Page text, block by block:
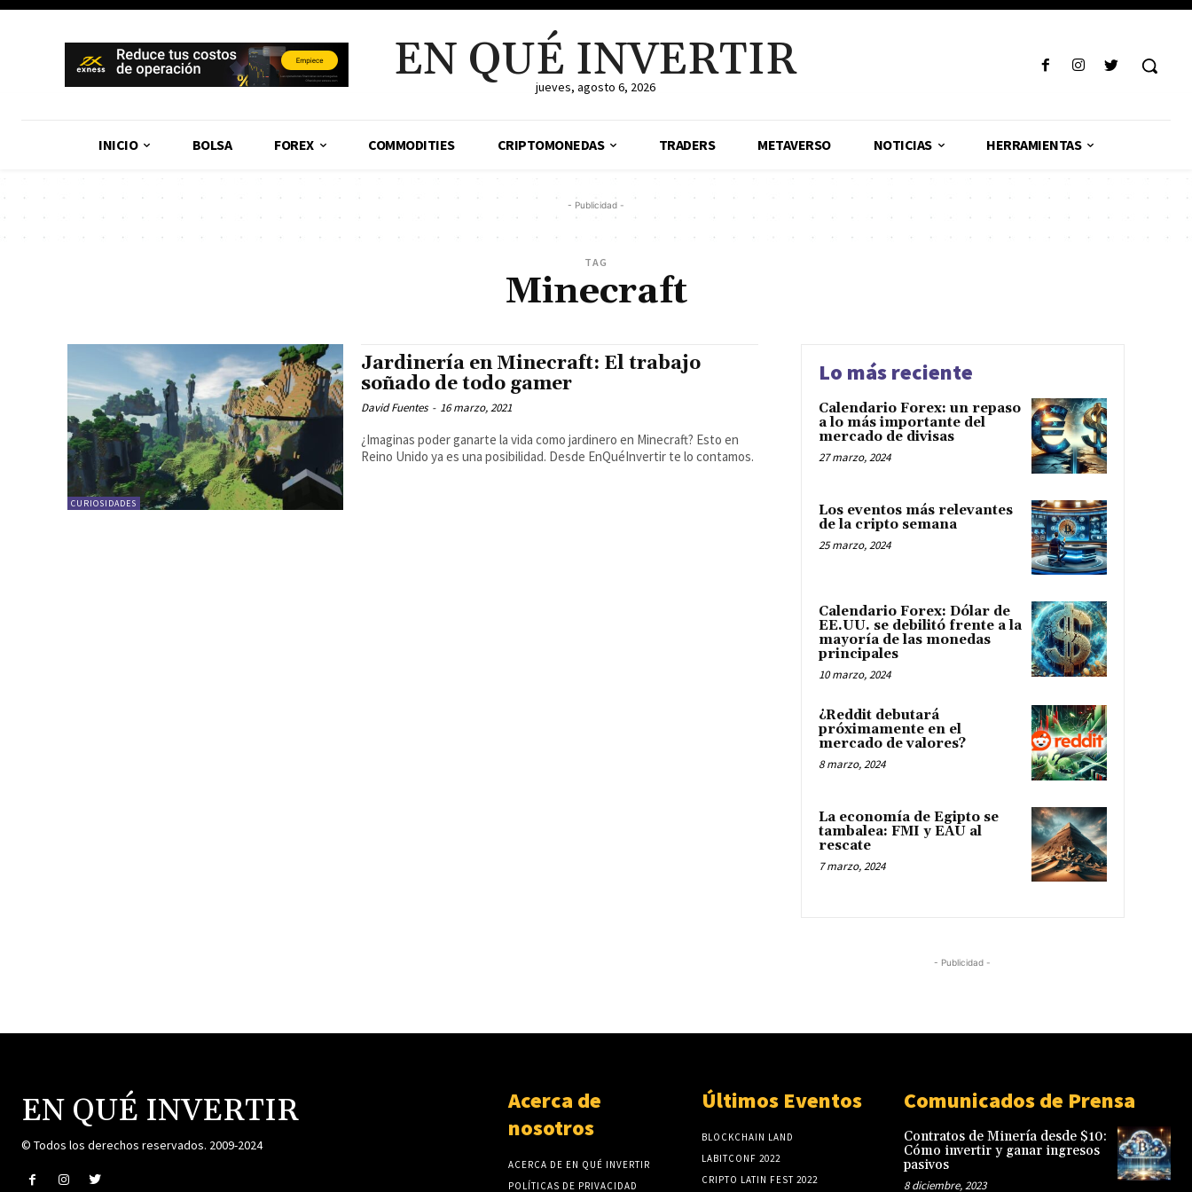
EN QUÉ INVERTIR
jueves, agosto 6, 2026
INICIO BOLSA FOREX COMMODITIES CRIPTOMONEDAS TRADERS METAVERSO NOTICIAS HERRAMIENTAS
- Publicidad -
TAG
Minecraft
CURIOSIDADES
Jardinería en Minecraft: El trabajo
soñado de todo gamer
David Fuentes - 16 marzo, 2021
¿Imaginas poder ganarte la vida como jardinero en Minecraft? Esto en
Reino Unido ya es una posibilidad. Desde EnQuéInvertir te lo contamos.
Lo más reciente
Calendario Forex: un repaso
a lo más importante del
mercado de divisas
27 marzo, 2024
Los eventos más relevantes
de la cripto semana
25 marzo, 2024
Calendario Forex: Dólar de
EE.UU. se debilitó frente a la
mayoría de las monedas
principales
10 marzo, 2024
¿Reddit debutará
próximamente en el
mercado de valores?
8 marzo, 2024
La economía de Egipto se
tambalea: FMI y EAU al
rescate
7 marzo, 2024
- Publicidad -
EN QUÉ INVERTIR
© Todos los derechos reservados. 2009-2024
Acerca de
nosotros
ACERCA DE EN QUÉ INVERTIR
POLÍTICAS DE PRIVACIDAD
Últimos Eventos
BLOCKCHAIN LAND
LABITCONF 2022
CRIPTO LATIN FEST 2022
Comunicados de Prensa
Contratos de Minería desde $10:
Cómo invertir y ganar ingresos
pasivos
8 diciembre, 2023